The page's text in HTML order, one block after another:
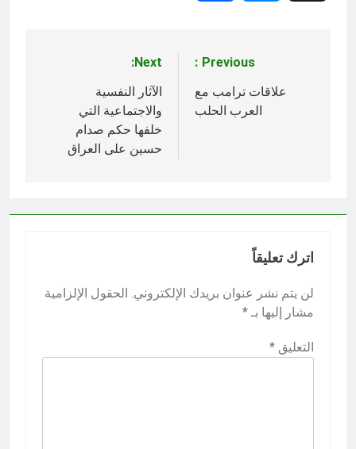
المقالات
Previous:
علاقات ترامب مع
العرب الحلب
Next:
الآثار النفسية
والاجتماعية التي
خلفها حكم صدام
حسين على العراق‎
اترك تعليقاً
لن يتم نشر عنوان بريدك الإلكتروني. الحقول الإلزامية
مشار إليها بـ *
التعليق *